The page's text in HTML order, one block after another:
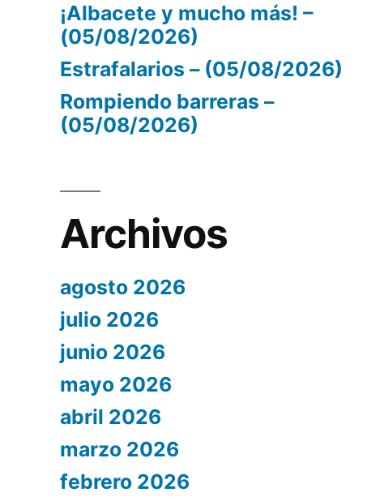
¡Albacete y mucho más! –
(05/08/2026)
Estrafalarios – (05/08/2026)
Rompiendo barreras –
(05/08/2026)
Archivos
agosto 2026
julio 2026
junio 2026
mayo 2026
abril 2026
marzo 2026
febrero 2026